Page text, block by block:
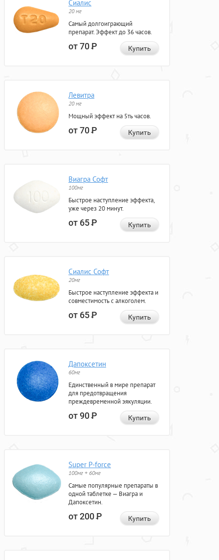
Сиалис
20 мг
Самый долгоиграющий
препарат. Эффект до 36 часов.
от 70Р Купить
Левитра
20 мг
Мощный эффект на 5ть часов.
от 70Р Купить
Виагра Софт
100мг
Быстрое наступление эффекта,
уже через 20 минут.
от 65Р Купить
Сиалис Софт
20мг
Быстрое наступление эффекта и
совместимость с алкоголем.
от 65Р Купить
Дапоксетин
60мг
Единственный в мире препарат
для предотвращения
преждевременной эякуляции.
от 90Р Купить
Super P-force
100мг + 60мг
Самые популярные препараты в
одной таблетке — Виагра и
Дапоксетин.
от 200Р Купить